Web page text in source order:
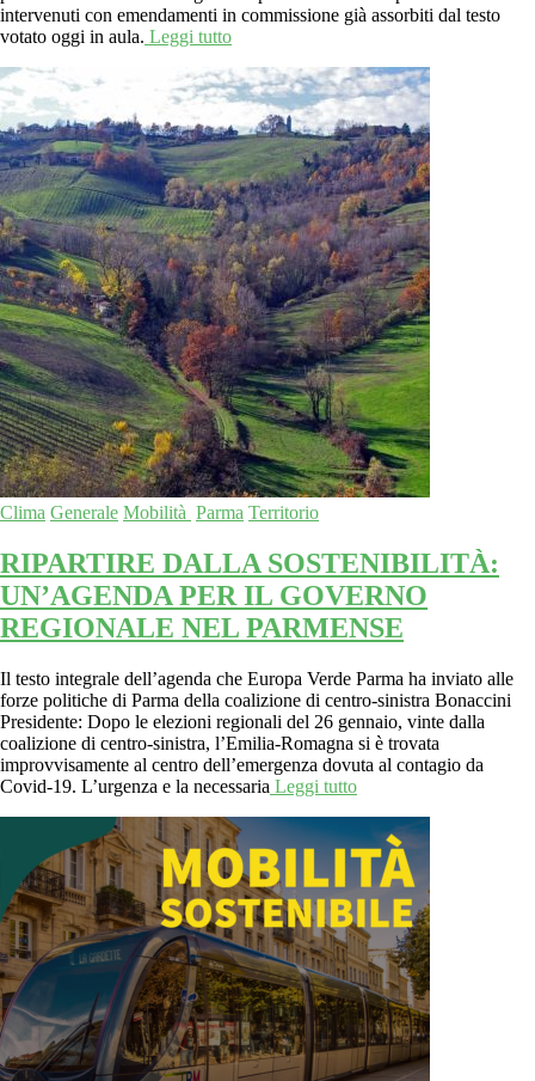
intervenuti con emendamenti in commissione già assorbiti dal testo
votato oggi in aula. Leggi tutto
Clima Generale Mobilità Parma Territorio
RIPARTIRE DALLA SOSTENIBILITÀ:
UN’AGENDA PER IL GOVERNO
REGIONALE NEL PARMENSE
Il testo integrale dell’agenda che Europa Verde Parma ha inviato alle
forze politiche di Parma della coalizione di centro-sinistra Bonaccini
Presidente: Dopo le elezioni regionali del 26 gennaio, vinte dalla
coalizione di centro-sinistra, l’Emilia-Romagna si è trovata
improvvisamente al centro dell’emergenza dovuta al contagio da
Covid-19. L’urgenza e la necessaria Leggi tutto